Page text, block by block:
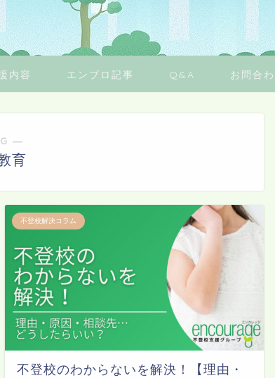
内容 エンブロ記事 Q&A お問合
―
育
不登校解決コラム
不登校のわからないを解決！【理由・